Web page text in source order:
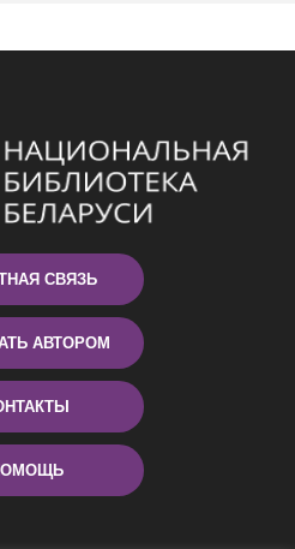
СВЯЗЬ
АВТОРОМ